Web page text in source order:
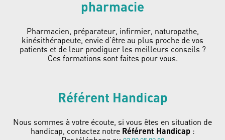
pharmacie
Pharmacien, préparateur, infirmier, naturopathe,
kinésithérapeute, envie d’être au plus proche de vos
patients et de leur prodiguer les meilleurs conseils ?
Ces formations sont faites pour vous.
Référent Handicap
Nous sommes à votre écoute, si vous êtes en situation de
handicap, contactez notre Référent Handicap: